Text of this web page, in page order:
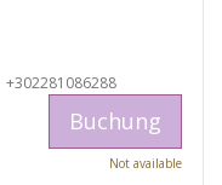
+302281086288
Buchung
Not available